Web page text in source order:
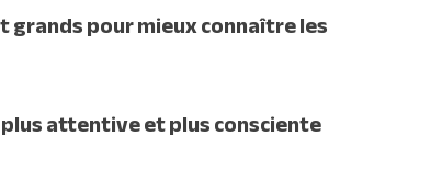
pour mieux connaître les
attentive et plus consciente